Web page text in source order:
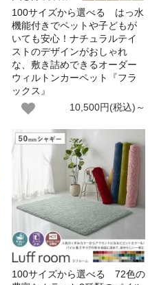
100サイズから選べる はっ水
機能付きでペットや子どもが
いても安心！ナチュラルテイ
ストのデザインがおしゃれ
な、敷き詰めできるオーダー
ウィルトンカーペット『フラ
ックス』
10,500円(税込)～
100サイズから選べる 72色の